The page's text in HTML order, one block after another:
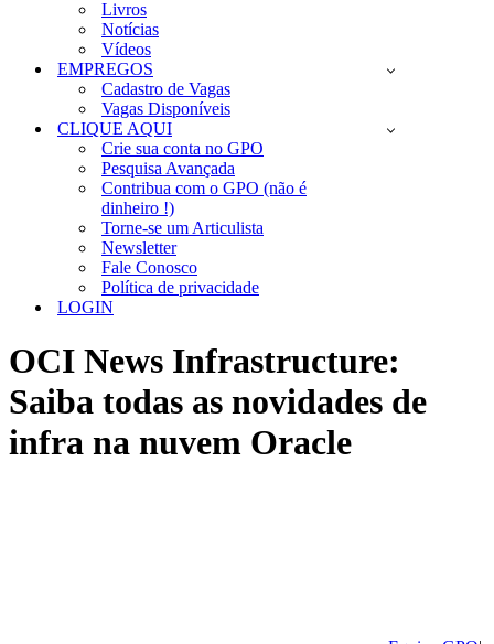
Livros
Notícias
Vídeos
EMPREGOS
Cadastro de Vagas
Vagas Disponíveis
CLIQUE AQUI
Crie sua conta no GPO
Pesquisa Avançada
Contribua com o GPO (não é
dinheiro !)
Torne-se um Articulista
Newsletter
Fale Conosco
Política de privacidade
LOGIN
OCI News Infrastructure:
Saiba todas as novidades de
infra na nuvem Oracle